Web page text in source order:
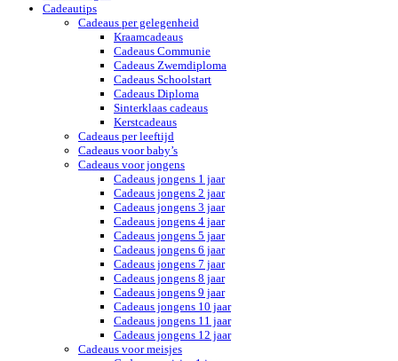
Cadeautips
Cadeaus per gelegenheid
Kraamcadeaus
Cadeaus Communie
Cadeaus Zwemdiploma
Cadeaus Schoolstart
Cadeaus Diploma
Sinterklaas cadeaus
Kerstcadeaus
Cadeaus per leeftijd
Cadeaus voor baby’s
Cadeaus voor jongens
Cadeaus jongens 1 jaar
Cadeaus jongens 2 jaar
Cadeaus jongens 3 jaar
Cadeaus jongens 4 jaar
Cadeaus jongens 5 jaar
Cadeaus jongens 6 jaar
Cadeaus jongens 7 jaar
Cadeaus jongens 8 jaar
Cadeaus jongens 9 jaar
Cadeaus jongens 10 jaar
Cadeaus jongens 11 jaar
Cadeaus jongens 12 jaar
Cadeaus voor meisjes